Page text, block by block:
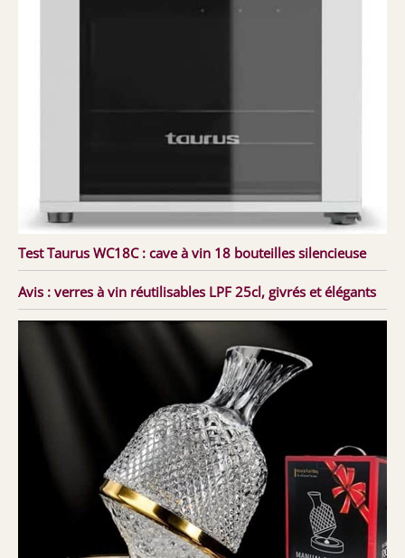
Test Taurus WC18C : cave à vin 18 bouteilles silencieuse
Avis : verres à vin réutilisables LPF 25cl, givrés et élégants